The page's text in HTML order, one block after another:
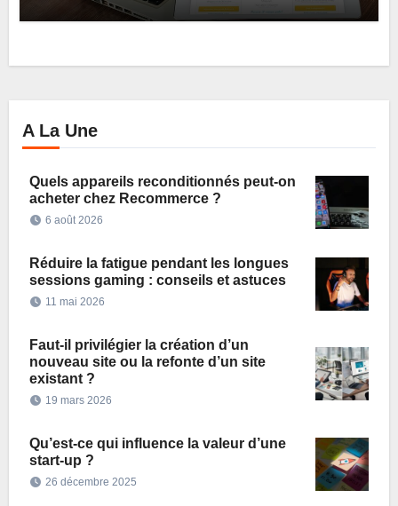
A La Une
Quels appareils reconditionnés peut-on
acheter chez Recommerce ?
6 août 2026
Réduire la fatigue pendant les longues
sessions gaming : conseils et astuces
11 mai 2026
Faut-il privilégier la création d’un
nouveau site ou la refonte d’un site
existant ?
19 mars 2026
Qu’est-ce qui influence la valeur d’une
start-up ?
26 décembre 2025